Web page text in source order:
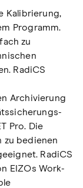
Kalibrierung,
Programm.
zu
RadiCS
Archivierung
Pro. Die
zu bedienen
RadiCS
EIZOs Work-